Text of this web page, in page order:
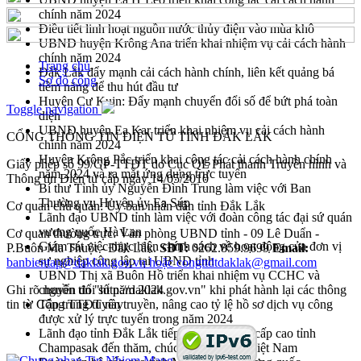
chính năm 2024
Điều tiết linh hoạt nguồn nước thủy điện vào mùa khô
UBND huyện Krông Ana triển khai nhiệm vụ cải cách hành
chính năm 2024
Đắk Lắk đẩy mạnh cải cách hành chính, liên kết quảng bá
tiềm năng để thu hút đầu tư
Huyện Cư Kuin: Đẩy mạnh chuyển đổi số để bứt phá toàn
diện
UBND huyện Ea Kar triển khai nhiệm vụ cải cách hành
chính năm 2024
Huyện Krông Pắc triển khai công tác cải cách hành chính
năm 2024 và ra mắt ứng dụng trực tuyến
Bí thư Tỉnh ủy Nguyễn Đình Trung làm việc với Ban
Thường vụ Huyện ủy Ea Súp
Lãnh đạo UBND tỉnh làm việc với đoàn công tác đại sứ quán
vương quốc Hà Lan
Giám sát việc thực hiện chính sách về hoạt động của đơn vị
sự nghiệp công lập tại UBND tỉnh
UBND Thị xã Buôn Hồ triển khai nhiệm vụ CCHC và
chuyển đổi số năm 2024
Tập trung tuyên truyền, nâng cao tỷ lệ hồ sơ dịch vụ công
được xử lý trực tuyến trong năm 2024
Lãnh đạo tỉnh Đắk Lắk tiếp đoàn đại biểu cấp cao tỉnh
Champasak đến thăm, chúc tết cổ truyền Việt Nam
Trang chủ
Sơ đồ cổng
Toggle navigation
CỔNG THÔNG TIN ĐIỆN TỬ TỈNH ĐẮK LẮK
Giấy phép số 99/GP-TTĐT do Cục QL Phát thanh Truyền hình và
Thông tin Điện tử cấp ngày 14/05/2010
Cơ quan chủ quản: Ủy ban nhân dân tỉnh Đắk Lắk
Cơ quan thường trực: Văn phòng UBND tỉnh - 09 Lê Duẩn -
P.Buôn Ma Thuột - Đắk Lắk.SĐT:0262.859.9699Email:
banbientap@daklak.gov.vn hoặc congttdtdaklak@gmail.com
Ghi rõ nguồn tin "http://daklak.gov.vn" khi phát hành lại các thông
tin từ Cổng TTĐT này